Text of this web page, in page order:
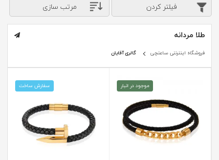
فیلتر کردن مرتب سازی
طلا مردانه
فروشگاه اینترنتی ساعتچی گالری آقایان
موجود در انبار سفارش ساخت